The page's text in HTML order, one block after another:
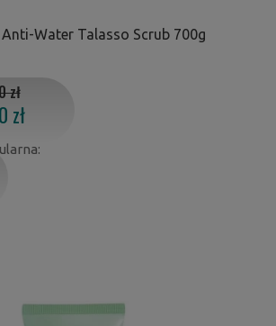
Water Talasso Scrub 700g
zł
zł